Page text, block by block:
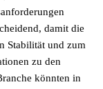
damit die
Stabilität und zum
zu den
könnten in